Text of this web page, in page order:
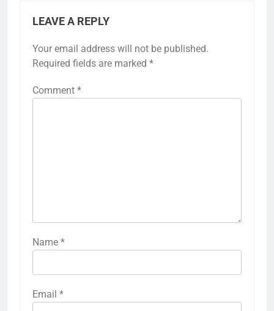
LEAVE A REPLY
Your email address will not be published.
Required fields are marked *
Comment *
Name *
Email *